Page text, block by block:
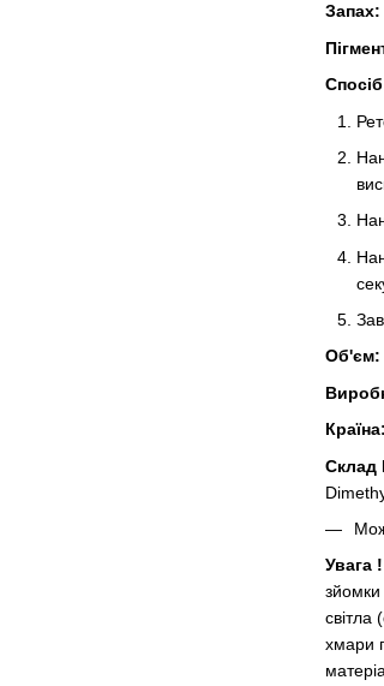
Запах:
Об'єм:
Країна:
Склад
Увага !
зйомки
світла
хмари